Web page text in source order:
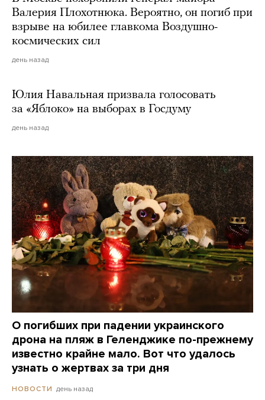
Валерия Плохотнюка. Вероятно, он погиб при
взрыве на юбилее главкома Воздушно-
космических сил
день назад
Юлия Навальная призвала голосовать
за «Яблоко» на выборах в Госдуму
день назад
О погибших при падении украинского
дрона на пляж в Геленджике по-прежнему
известно крайне мало. Вот что удалось
узнать о жертвах за три дня
НОВОСТИ день назад